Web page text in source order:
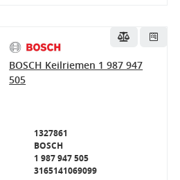
BOSCH Keilriemen 1 987 947
505
1327861
BOSCH
1 987 947 505
3165141069099